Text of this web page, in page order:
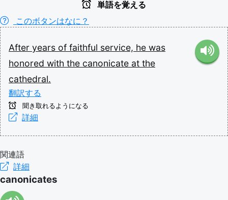
単語を覚える
このボタンはなに？
After years of faithful service, he was
honored with the canonicate at the
cathedral.
翻訳する
聞き取れるようになる
詳細
関連語
詳細
canonicates